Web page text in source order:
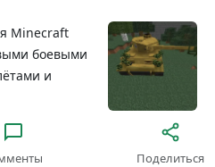
Minecraft
боевыми
и
Поделиться